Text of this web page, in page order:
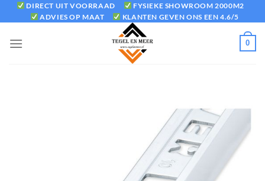
naar
DIRECT UIT VOORRAAD
FYSIEKE SHOWROOM 2000M2
ADVIES OP MAAT
KLANTEN GEVEN ONS EEN 4.6/5
0